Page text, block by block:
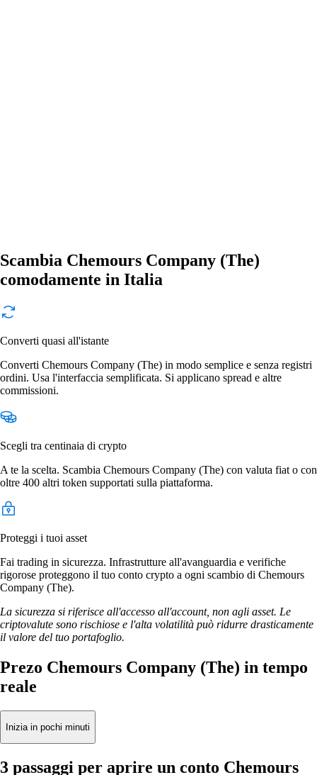
Scambia Chemours Company (The)
comodamente in Italia
Converti quasi all'istante
Converti Chemours Company (The) in modo semplice e senza registri
ordini. Usa l'interfaccia semplificata. Si applicano spread e altre
commissioni.
Scegli tra centinaia di crypto
A te la scelta. Scambia Chemours Company (The) con valuta fiat o con
oltre 400 altri token supportati sulla piattaforma.
Proteggi i tuoi asset
Fai trading in sicurezza. Infrastrutture all'avanguardia e verifiche
rigorose proteggono il tuo conto crypto a ogni scambio di Chemours
Company (The).
La sicurezza si riferisce all'accesso all'account, non agli asset. Le
criptovalute sono rischiose e l'alta volatilità può ridurre drasticamente
il valore del tuo portafoglio.
Prezo Chemours Company (The) in tempo
reale
Inizia in pochi minuti
3 passaggi per aprire un conto Chemours